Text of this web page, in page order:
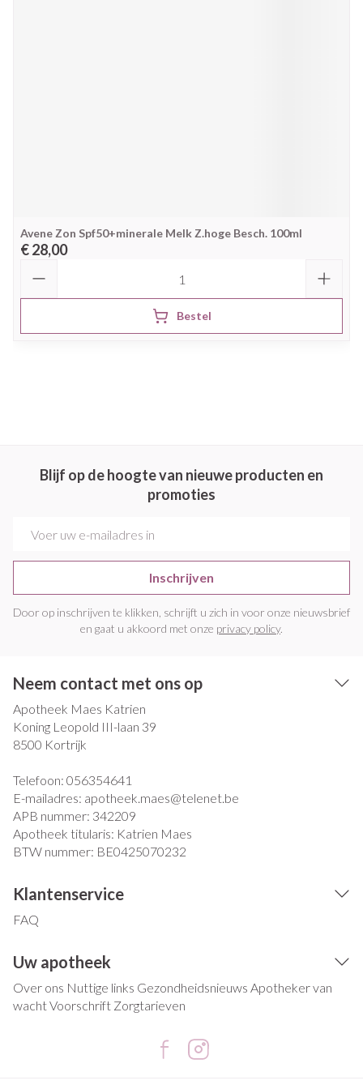
Avene Zon Spf50+minerale Melk Z.hoge Besch. 100ml
€ 28,00
Bestel
Blijf op de hoogte van nieuwe producten en
promoties
Inschrijven
Door op inschrijven te klikken, schrijft u zich in voor onze nieuwsbrief
en gaat u akkoord met onze privacy policy.
Neem contact met ons op
Apotheek Maes Katrien
Koning Leopold III-laan 39
8500 Kortrijk
Telefoon: 056354641
E-mailadres: apotheek.maes@telenet.be
APB nummer: 342209
Apotheek titularis: Katrien Maes
BTW nummer: BE0425070232
Klantenservice
FAQ
Uw apotheek
Over ons Nuttige links Gezondheidsnieuws Apotheker van
wachtVoorschrift Zorgtarieven